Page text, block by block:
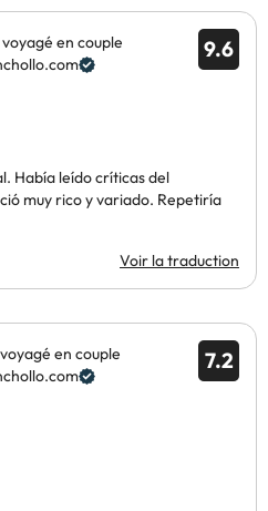
9.6
en couple
Había leído críticas del
muy rico y variado. Repetiría
Voir la traduction
7.2
en couple